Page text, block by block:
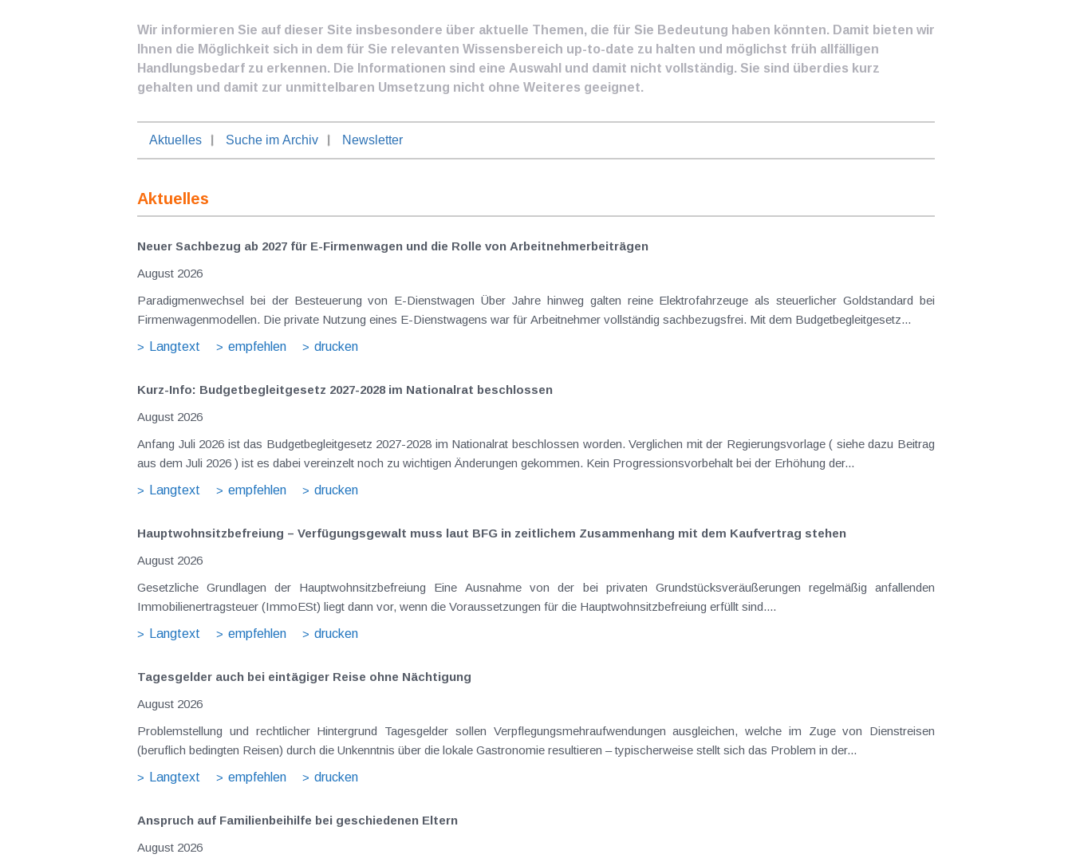
Wir informieren Sie auf dieser Site insbesondere über aktuelle Themen, die für Sie Bedeutung haben könnten. Damit bieten wir
Ihnen die Möglichkeit sich in dem für Sie relevanten Wissensbereich up-to-date zu halten und möglichst früh allfälligen
Handlungsbedarf zu erkennen. Die Informationen sind eine Auswahl und damit nicht vollständig. Sie sind überdies kurz
gehalten und damit zur unmittelbaren Umsetzung nicht ohne Weiteres geeignet.
Aktuelles Suche im Archiv Newsletter
Aktuelles
Neuer Sachbezug ab 2027 für E-Firmenwagen und die Rolle von Arbeitnehmer​­beiträgen
August 2026
Paradigmenwechsel bei der Besteuerung von E-Dienstwagen Über Jahre hinweg galten reine Elektrofahrzeuge als steuerlicher Goldstandard bei
Firmenwagenmodellen. Die private Nutzung eines E-Dienstwagens war für Arbeitnehmer vollständig sachbezugsfrei. Mit dem Budgetbegleitgesetz...
Langtext
empfehlen drucken
Kurz-Info: Budgetbegleitgesetz 2027-2028 im Nationalrat beschlossen
August 2026
Anfang Juli 2026 ist das Budgetbegleitgesetz 2027-2028 im Nationalrat beschlossen worden. Verglichen mit der Regierungsvorlage ( siehe dazu Beitrag
aus dem Juli 2026 ) ist es dabei vereinzelt noch zu wichtigen Änderungen gekommen. Kein Progressionsvorbehalt bei der Erhöhung der...
Langtext
empfehlen drucken
Hauptwohnsitz​­befreiung – Verfügungsgewalt muss laut BFG in zeitlichem Zusammenhang mit dem Kaufvertrag stehen
August 2026
Gesetzliche Grundlagen der Hauptwohnsitzbefreiung Eine Ausnahme von der bei privaten Grundstücksveräußerungen regelmäßig anfallenden
Immobilienertragsteuer (ImmoESt) liegt dann vor, wenn die Voraussetzungen für die Hauptwohnsitzbefreiung erfüllt sind....
Langtext
empfehlen drucken
Tagesgelder auch bei eintägiger Reise ohne Nächtigung
August 2026
Problemstellung und rechtlicher Hintergrund Tagesgelder sollen Verpflegungsmehraufwendungen ausgleichen, welche im Zuge von Dienstreisen
(beruflich bedingten Reisen) durch die Unkenntnis über die lokale Gastronomie resultieren – typischerweise stellt sich das Problem in der...
Langtext
empfehlen drucken
Anspruch auf Familienbeihilfe bei geschiedenen Eltern
August 2026